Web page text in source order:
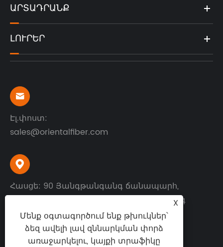
ԱՐՏԱԴՐԱՆՔ
ԼՈՒՐԵՐ

Էլ.փոստ:
sales@orientalfiber.com

Հասցե: 90 Յանգթանգանգ ճանապարհ,
Տնտեսական զարգացման գոտի, Ջուրոնգ
քաղաք, Ցզյանսու նահանգ, Չինաստան
X
Մենք օգտագործում ենք թխուկներ՝
ձեզ ավելի լավ զննարկման փորձ
առաջարկելու, կայքի տրաֆիկը